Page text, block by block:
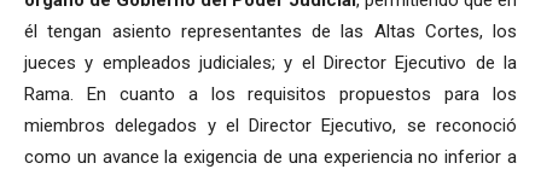
él tengan asiento representantes de las Altas Cortes, los
jueces y empleados judiciales; y el Director Ejecutivo de la
Rama. En cuanto a los requisitos propuestos para los
miembros delegados y el Director Ejecutivo, se reconoció
como un avance la exigencia de una experiencia no inferior a